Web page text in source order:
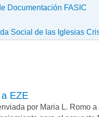
Documentación FASIC
Social de las Iglesias
EZE
por Maria L. Romo